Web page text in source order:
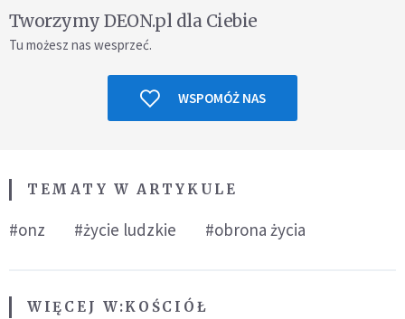
Tworzymy DEON.pl dla Ciebie
Tu możesz nas wesprzeć.
WSPOMÓŻ NAS
TEMATY W ARTYKULE
#onz #życie ludzkie #obrona życia
WIĘCEJ W:KOŚCIÓŁ